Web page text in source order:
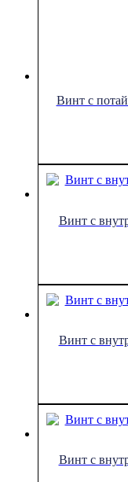
Винт с
Винт с
Винт с
Винт с